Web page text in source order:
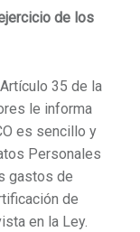
de los
35 de la
le informa
es sencillo y
Personales
gastos de
de
en la Ley.